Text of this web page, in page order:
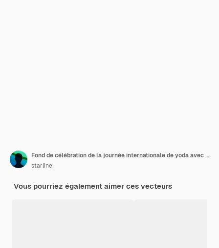
Fond de célébration de la journée internationale de yoda avec une femme en pose de yoga et des fleurs
starline
Vous pourriez également aimer ces vecteurs